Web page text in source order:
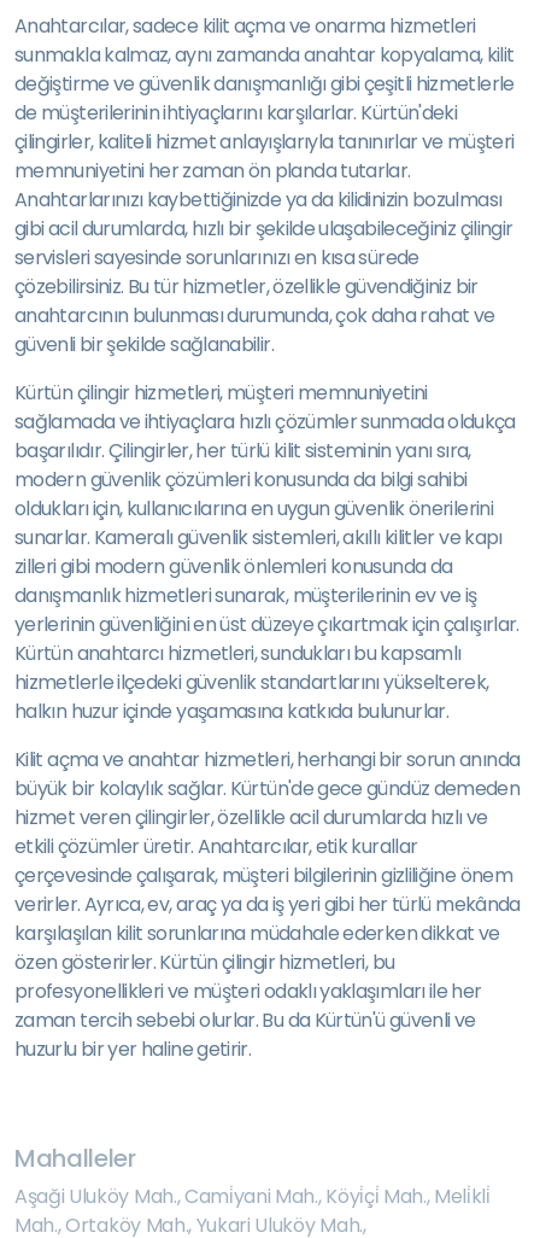
Anahtarcılar, sadece kilit açma ve onarma hizmetleri
sunmakla kalmaz, aynı zamanda anahtar kopyalama, kilit
değiştirme ve güvenlik danışmanlığı gibi çeşitli hizmetlerle
de müşterilerinin ihtiyaçlarını karşılarlar. Kürtün'deki
çilingirler, kaliteli hizmet anlayışlarıyla tanınırlar ve müşteri
memnuniyetini her zaman ön planda tutarlar.
Anahtarlarınızı kaybettiğinizde ya da kilidinizin bozulması
gibi acil durumlarda, hızlı bir şekilde ulaşabileceğiniz çilingir
servisleri sayesinde sorunlarınızı en kısa sürede
çözebilirsiniz. Bu tür hizmetler, özellikle güvendiğiniz bir
anahtarcının bulunması durumunda, çok daha rahat ve
güvenli bir şekilde sağlanabilir.
Kürtün çilingir hizmetleri, müşteri memnuniyetini
sağlamada ve ihtiyaçlara hızlı çözümler sunmada oldukça
başarılıdır. Çilingirler, her türlü kilit sisteminin yanı sıra,
modern güvenlik çözümleri konusunda da bilgi sahibi
oldukları için, kullanıcılarına en uygun güvenlik önerilerini
sunarlar. Kameralı güvenlik sistemleri, akıllı kilitler ve kapı
zilleri gibi modern güvenlik önlemleri konusunda da
danışmanlık hizmetleri sunarak, müşterilerinin ev ve iş
yerlerinin güvenliğini en üst düzeye çıkartmak için çalışırlar.
Kürtün anahtarcı hizmetleri, sundukları bu kapsamlı
hizmetlerle ilçedeki güvenlik standartlarını yükselterek,
halkın huzur içinde yaşamasına katkıda bulunurlar.
Kilit açma ve anahtar hizmetleri, herhangi bir sorun anında
büyük bir kolaylık sağlar. Kürtün'de gece gündüz demeden
hizmet veren çilingirler, özellikle acil durumlarda hızlı ve
etkili çözümler üretir. Anahtarcılar, etik kurallar
çerçevesinde çalışarak, müşteri bilgilerinin gizliliğine önem
verirler. Ayrıca, ev, araç ya da iş yeri gibi her türlü mekânda
karşılaşılan kilit sorunlarına müdahale ederken dikkat ve
özen gösterirler. Kürtün çilingir hizmetleri, bu
profesyonellikleri ve müşteri odaklı yaklaşımları ile her
zaman tercih sebebi olurlar. Bu da Kürtün'ü güvenli ve
huzurlu bir yer haline getirir.
Mahalleler
Aşaği Uluköy Mah.,Cami̇yani Mah.,Köyi̇çi̇ Mah.,Meli̇kli̇
Mah.,Ortaköy Mah.,Yukari Uluköy Mah.,